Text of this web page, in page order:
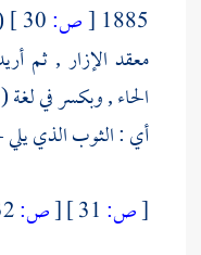
1885
[ص:
معقد الإزار , ثم
الحاء , وبكسر في
أي : الثوب الذي
[ص: [ص: